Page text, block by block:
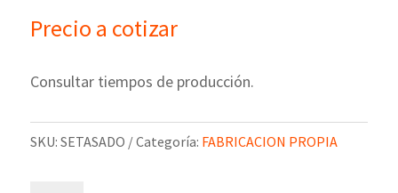
Precio a cotizar
Consultar tiempos de producción.
SKU: SETASADO Categoría: FABRICACION PROPIA